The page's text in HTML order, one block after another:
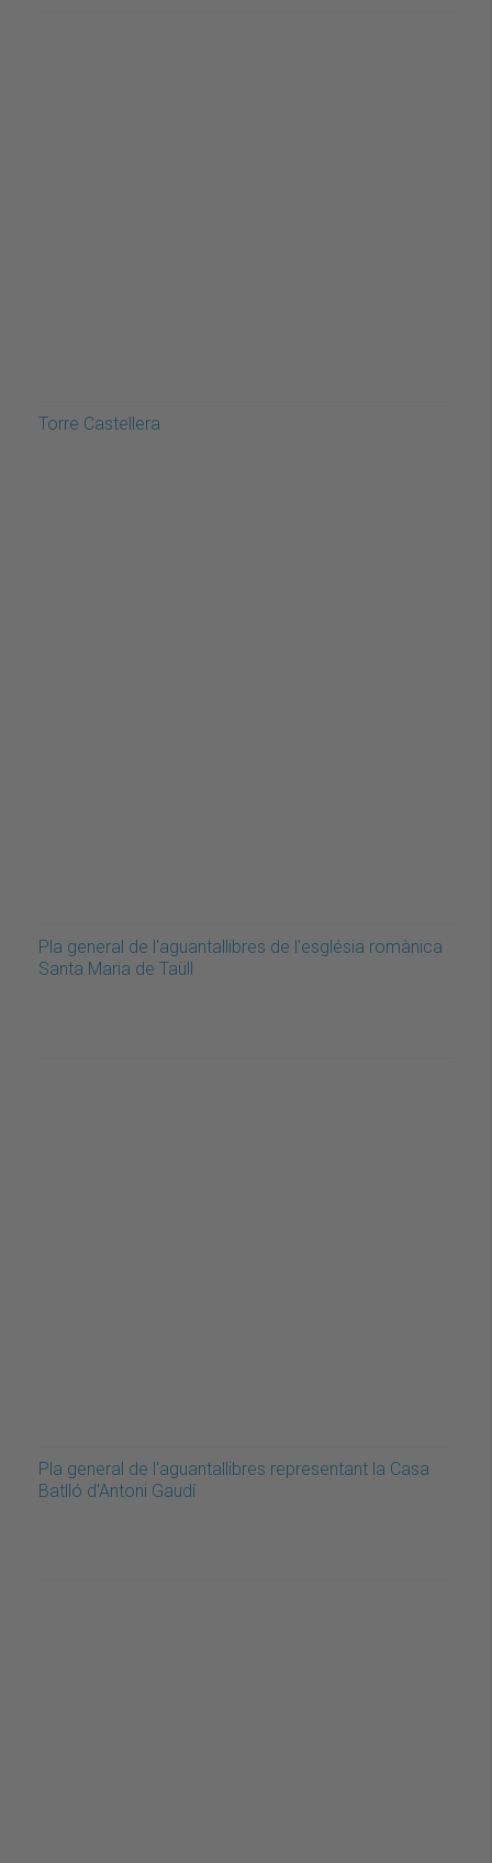
Torre Castellera
Pla general de l'aguantallibres de l'església romànica
Santa Maria de Taüll
Pla general de l'aguantallibres representant la Casa
Batlló d'Antoni Gaudí